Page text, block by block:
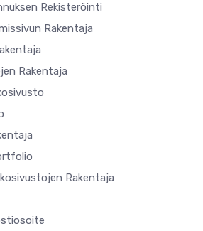
Rekisteröinti
Rakentaja
Rakentaja
Rakentaja